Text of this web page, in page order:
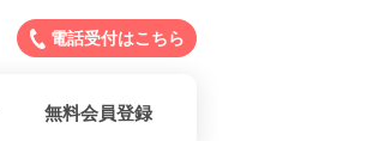
電話受付はこちら
無料会員登録